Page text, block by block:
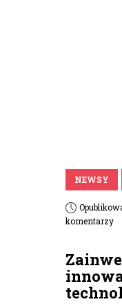
NEWSY
komentarzy